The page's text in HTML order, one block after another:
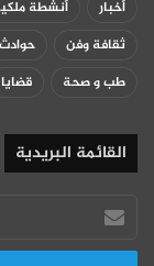
أخبار أنشطة
ثقافة وفن
حوادث
طب و صحة
قضايا
القائمة البريدية
أدخل
بريدك
الإلكتروني